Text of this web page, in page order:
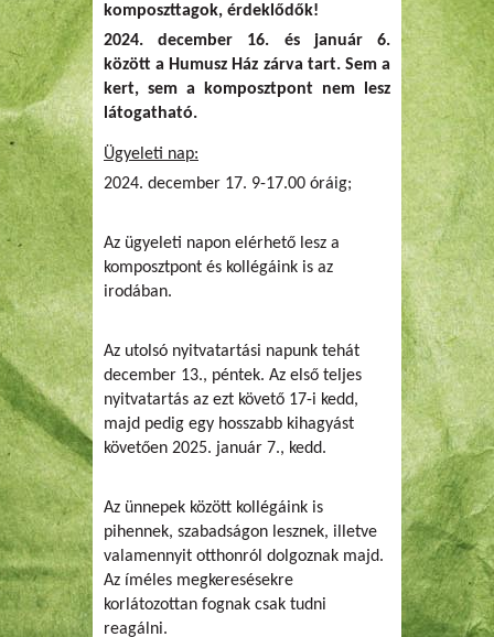
komposzttagok, érdeklődők!
2024. december 16. és január 6.
között a Humusz Ház zárva tart. Sem a
kert, sem a komposztpont nem lesz
látogatható.
Ügyeleti nap:
2024. december 17. 9-17.00 óráig;
Az ügyeleti napon elérhető lesz a
komposztpont és kollégáink is az
irodában.
Az utolsó nyitvatartási napunk tehát
december 13., péntek. Az első teljes
nyitvatartás az ezt követő 17-i kedd,
majd pedig egy hosszabb kihagyást
követően 2025. január 7., kedd.
Az ünnepek között kollégáink is
pihennek, szabadságon lesznek, illetve
valamennyit otthonról dolgoznak majd.
Az íméles megkeresésekre
korlátozottan fognak csak tudni
reagálni.